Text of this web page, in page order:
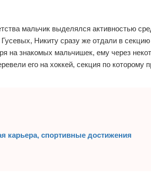
мальчик выделялся активностью
Никиту сразу же отдали в
на знакомых мальчишек, ему через
его на хоккей, секция по которому
карьера, спортивные достижения